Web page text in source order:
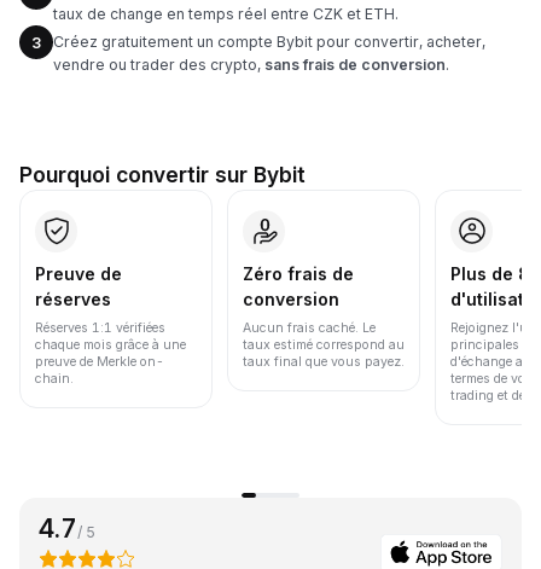
taux de change en temps réel entre CZK et ETH.
3
Créez gratuitement un compte Bybit pour convertir, acheter,
vendre ou trader des crypto, sans frais de conversion.
Pourquoi convertir sur Bybit
Preuve de
réserves
Réserves 1:1 vérifiées
chaque mois grâce à une
preuve de Merkle on-
chain.
Zéro frais de
conversion
Aucun frais caché. Le
taux estimé correspond au
taux final que vous payez.
Plus de
Rejoignez
principales
d'échange au
termes de
trading et de
4.7 / 5